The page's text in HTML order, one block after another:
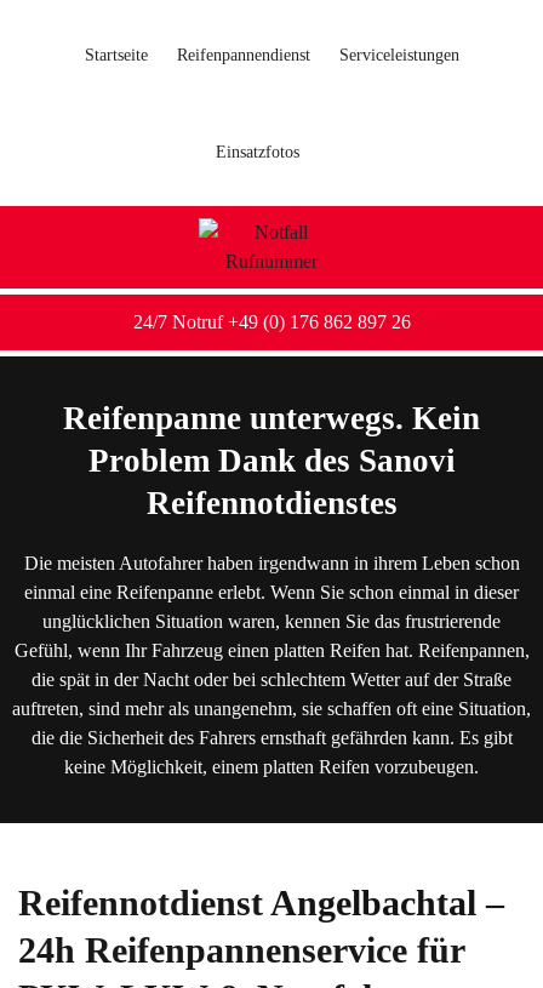
Startseite Reifenpannendienst Serviceleistungen
Einsatzfotos
24/7 Notruf +49 (0) 176 862 897 26
Reifenpanne unterwegs. Kein
Problem Dank des Sanovi
Reifennotdienstes
Die meisten Autofahrer haben irgendwann in ihrem Leben schon
einmal eine Reifenpanne erlebt. Wenn Sie schon einmal in dieser
unglücklichen Situation waren, kennen Sie das frustrierende
Gefühl, wenn Ihr Fahrzeug einen platten Reifen hat. Reifenpannen,
die spät in der Nacht oder bei schlechtem Wetter auf der Straße
auftreten, sind mehr als unangenehm, sie schaffen oft eine Situation,
die die Sicherheit des Fahrers ernsthaft gefährden kann. Es gibt
keine Möglichkeit, einem platten Reifen vorzubeugen.
ReifennotdienstAngelbachtal –
24h Reifenpannenservice für